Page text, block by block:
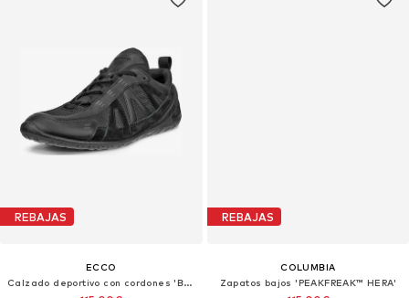
REBAJAS
ECCO
Calzado deportivo con cordones 'Biom Lite'
REBAJAS
COLUMBIA
Zapatos bajos 'PEAKFREAK™ HERA'